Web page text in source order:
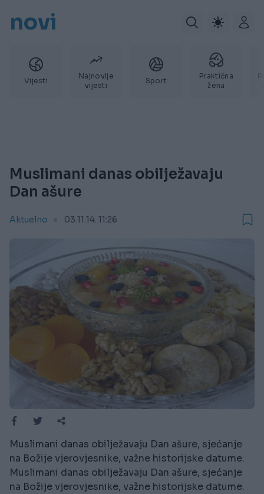
novi
Vijesti
Najnovije
vijesti
Sport
Praktična
žena
Muslimani danas obilježavaju
Dan ašure
Aktuelno 03.11.14. 11:26
Muslimani danas obilježavaju Dan ašure, sjećanje
na Božije vjerovjesnike, važne historijske datume.
Muslimani danas obilježavaju Dan ašure, sjećanje
na Božije vjerovjesnike, važne historijske datume.